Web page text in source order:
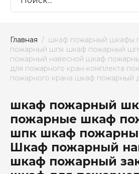
Главная /  шкаф пожарный шкафы
пожарный шпк шкаф пожарный
пожарный навесной шкаф
для пожарного кран-комплекта
пожарного крана шкаф пожарный
шкаф пожарный
пожарные шкаф
шпк шкаф
Шкаф пожарный
шкаф пожарный